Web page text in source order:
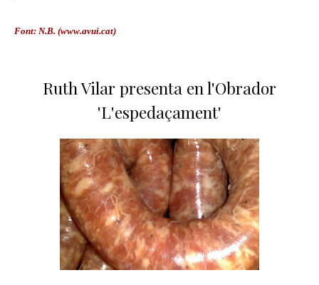
Font: N.B. (www.avui.cat)
Ruth Vilar presenta en l'Obrador
'L'espedaçament'